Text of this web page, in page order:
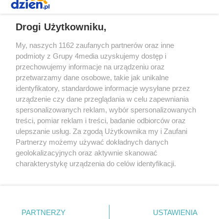
Redakcja Reklama Prywatność
Praca Łódź
the:protocol
Facebook.com
Youtube.com
Drogi Użytkowniku,
My, naszych 1162 zaufanych partnerów oraz inne
podmioty z Grupy 4media uzyskujemy dostęp i
przechowujemy informacje na urządzeniu oraz
przetwarzamy dane osobowe, takie jak unikalne
identyfikatory, standardowe informacje wysyłane przez
urządzenie czy dane przeglądania w celu zapewniania
spersonalizowanych reklam, wybór spersonalizowanych
treści, pomiar reklam i treści, badanie odbiorców oraz
ulepszanie usług. Za zgodą Użytkownika my i Zaufani
Partnerzy możemy używać dokładnych danych
geolokalizacyjnych oraz aktywnie skanować
charakterystykę urządzenia do celów identyfikacji.
zmienić/wycofać klikając przycisk ustawień prywatności
znajdujący się w lewym dolnym rogu strony
. Niektóre
PARTNERZY USTAWIENIA